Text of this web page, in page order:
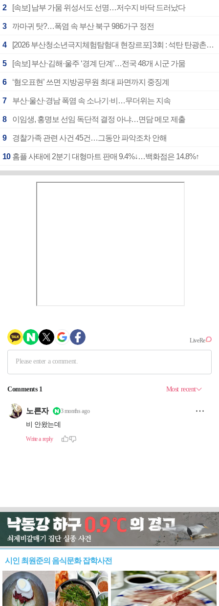
2 [속보] 남부 가뭄 위성서도 선명…저수지 바닥 드러났다
3 까마귀 탓?…폭염 속 부산 북구 986가구 정전
4 [2026 부산청소년극지체험탐험대 현장르포] 3회 : 석탄 탄광촌에서 북극 연구의 중심지로
5 [속보] 부산·김해·울주 ‘경계 단계’…전국 48개 시군 가뭄
6 ‘혐오표현’ 쓰면 지방공무원 최대 파면까지 중징계
7 부산·울산·경남 폭염 속 소나기·비…무더위는 지속
8 이임생, 홍명보 선임 독단적 결정 아냐…면담 메모 제출
9 경찰가족 관련 사건 45건…그동안 파악조차 안해
10 홈플 사태에 2분기 대형마트 판매 9.4%↓…백화점은 14.8%↑
시인 최원준의 음식문화 잡학사전